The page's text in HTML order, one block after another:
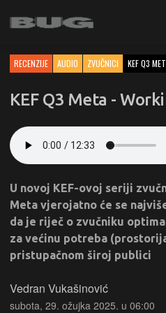
RECENZIJE AUDIO ZVUČNICI KEF Q3
KEF Q3 Meta -
U novoj KEF-ovoj seriji
Meta vjerojatno će se
da je riječ o zvučniku
za većinu potreba
pristupačnom široj publici
Vedran Vukašinović
subota, 29. ožujka 2025. u 06:00